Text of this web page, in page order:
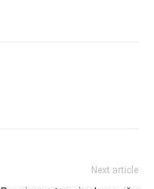
Next article